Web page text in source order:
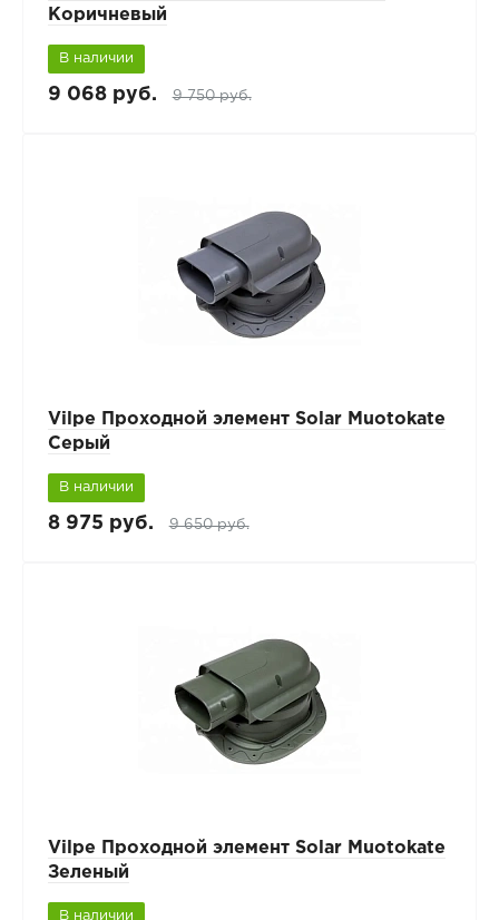
Коричневый
В наличии
9 068 руб. 9 750 руб.
Vilpe Проходной элемент Solar Muotokate
Серый
В наличии
8 975 руб. 9 650 руб.
Vilpe Проходной элемент Solar Muotokate
Зеленый
В наличии